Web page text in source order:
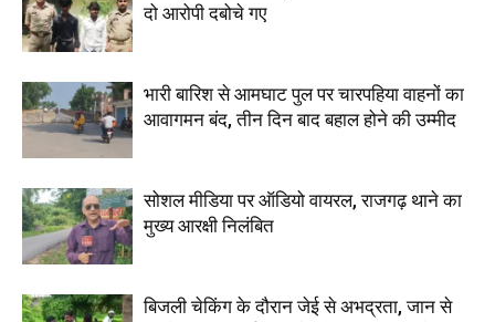
दो आरोपी दबोचे गए
भारी बारिश से आमघाट पुल पर चारपहिया वाहनों का
आवागमन बंद, तीन दिन बाद बहाल होने की उम्मीद
सोशल मीडिया पर ऑडियो वायरल, राजगढ़ थाने का
मुख्य आरक्षी निलंबित
बिजली चेकिंग के दौरान जेई से अभद्रता, जान से